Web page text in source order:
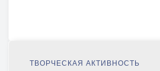
ТВОРЧЕСКАЯ АКТИВНОСТЬ